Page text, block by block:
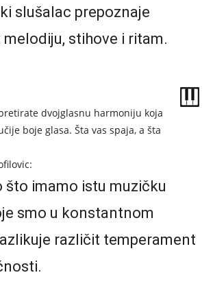
slušalac prepoznaje
stihove i ritam.
dvojglasnu harmoniju koja
boje glasa. Šta vas spaja, a šta
što imamo istu muzičku
smo u konstantnom
različit temperament